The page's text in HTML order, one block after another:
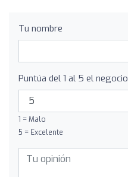
Tu nombre
Puntúa del 1 al 5 el negocio
1 = Malo
5 = Excelente